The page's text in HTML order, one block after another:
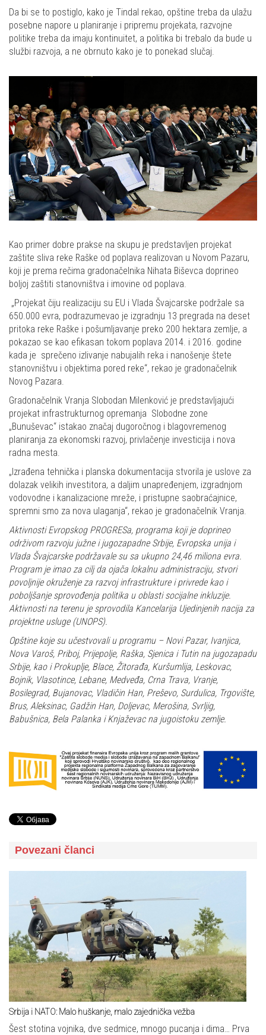
Da bi se to postiglo, kako je Tindal rekao, opštine treba da ulažu
posebne napore u planiranje i pripremu projekata, razvojne
politike treba da imaju kontinuitet, a politika bi trebalo da bude u
službi razvoja, a ne obrnuto kako je to ponekad slučaj.
Kao primer dobre prakse na skupu je predstavljen projekat
zaštite sliva reke Raške od poplava realizovan u Novom Pazaru,
koji je prema rečima gradonačelnika Nihata Biševca doprineo
boljoj zaštiti stanovništva i imovine od poplava.
„Projekat čiju realizaciju su EU i Vlada Švajcarske podržale sa
650.000 evra, podrazumevao je izgradnju 13 pregrada na deset
pritoka reke Raške i pošumljavanje preko 200 hektara zemlje, a
pokazao se kao efikasan tokom poplava 2014. i 2016. godine
kada je sprečeno izlivanje nabujalih reka i nanošenje štete
stanovništvu i objektima pored reke“, rekao je gradonačelnik
Novog Pazara.
Gradonačelnik Vranja Slobodan Milenković je predstavljajući
projekat infrastrukturnog opremanja Slobodne zone
„Bunuševac“ istakao značaj dugoročnog i blagovremenog
planiranja za ekonomski razvoj, privlačenje investicija i nova
radna mesta.
„Izrađena tehnička i planska dokumentacija stvorila je uslove za
dolazak velikih investitora, a daljim unapređenjem, izgradnjom
vodovodne i kanalizacione mreže, i pristupne saobraćajnice,
spremni smo za nova ulaganja“, rekao je gradonačelnik Vranja.
Aktivnosti Evropskog PROGRESa, programa koji je doprineo
održivom razvoju južne i jugozapadne Srbije, Evropska unija i
Vlada Švajcarske podržavale su sa ukupno 24,46 miliona evra.
Program je imao za cilj da ojača lokalnu administraciju, stvori
povoljnije okruženje za razvoj infrastrukture i privrede kao i
poboljšanje sprovođenja politika u oblasti socijalne inkluzije.
Aktivnosti na terenu je sprovodila Kancelarija Ujedinjenih nacija za
projektne usluge (UNOPS).
Opštine koje su učestvovali u programu – Novi Pazar, Ivanjica,
Nova Varoš, Priboj, Prijepolje, Raška, Sjenica i Tutin na jugozapadu
Srbije, kao i Prokuplje, Blace, Žitorađa, Kuršumlija, Leskovac,
Bojnik, Vlasotince, Lebane, Medveđa, Crna Trava, Vranje,
Bosilegrad, Bujanovac, Vladičin Han, Preševo, Surdulica, Trgovište,
Brus, Aleksinac, Gadžin Han, Doljevac, Merošina, Svrljig,
Babušnica, Bela Palanka i Knjaževac na jugoistoku zemlje.
Povezani članci
Srbija i NATO: Malo huškanje, malo zajednička vežba
Šest stotina vojnika, dve sedmice, mnogo pucanja i dima… Prva